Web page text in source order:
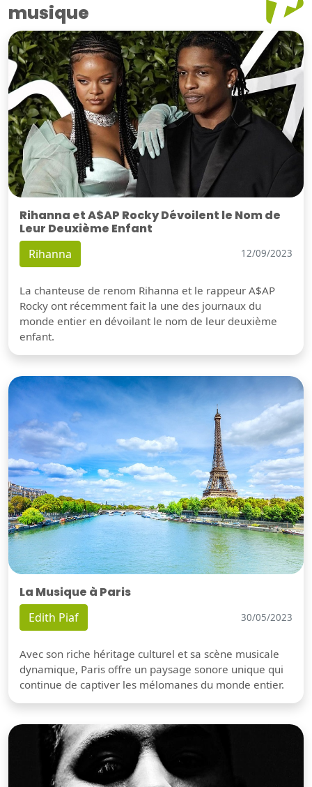
musique
Rihanna et A$AP Rocky Dévoilent le Nom de
Leur Deuxième Enfant
Rihanna 12/09/2023
La chanteuse de renom Rihanna et le rappeur A$AP
Rocky ont récemment fait la une des journaux du
monde entier en dévoilant le nom de leur deuxième
enfant.
La Musique à Paris
Edith Piaf 30/05/2023
Avec son riche héritage culturel et sa scène musicale
dynamique, Paris offre un paysage sonore unique qui
continue de captiver les mélomanes du monde entier.